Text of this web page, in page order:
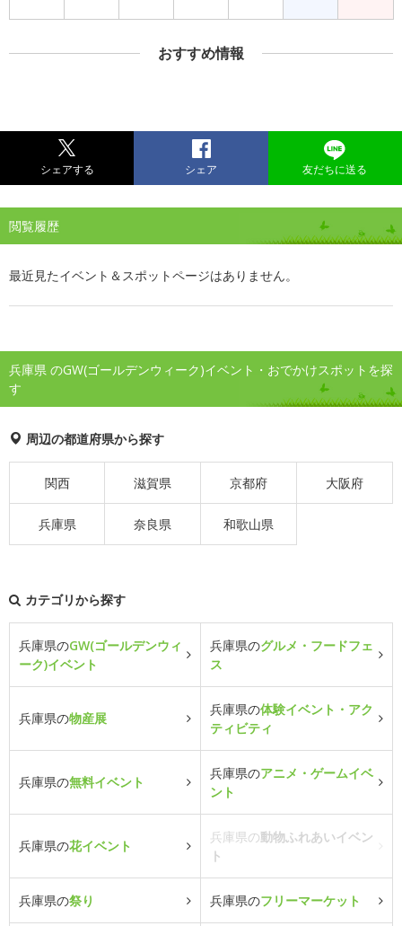
おすすめ情報
シェアする シェア 友だちに送る
閲覧履歴
最近見たイベント＆スポットページはありません。
兵庫県 のGW(ゴールデンウィーク)イベント・おでかけスポットを探
す
周辺の都道府県から探す
関西 滋賀県 京都府 大阪府
兵庫県 奈良県 和歌山県
カテゴリから探す
兵庫県のGW(ゴールデンウィ
ーク)イベント
兵庫県のグルメ・フードフェ
ス
兵庫県の物産展
兵庫県の体験イベント・アク
ティビティ
兵庫県の無料イベント
兵庫県のアニメ・ゲームイベ
ント
兵庫県の花イベント
兵庫県の動物ふれあいイベン
ト
兵庫県の祭り 兵庫県のフリーマーケット